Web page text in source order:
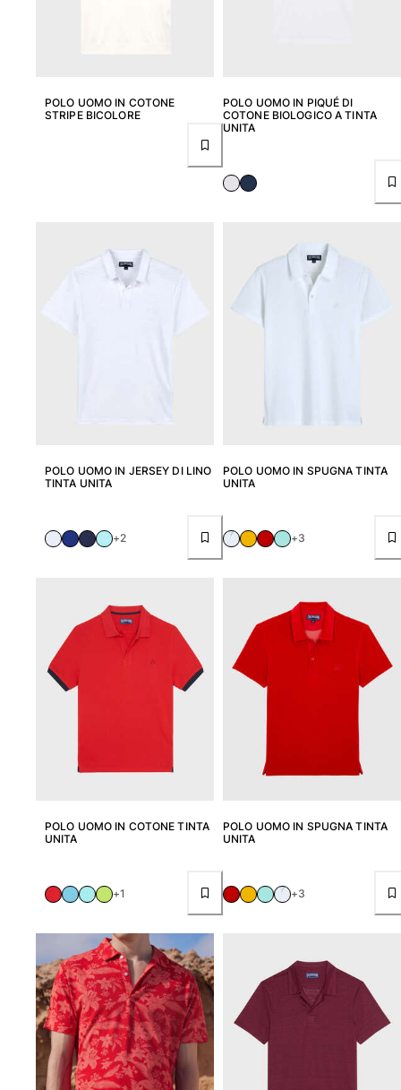
Vedi tutti i Borse
Vedi tutti i Occhiali da sole
Accessori Bambini
Vedi tutti i Borsello
Infradito
Vedi tutti i Scarpe
Outdoor
Vedi tutti i Outdoor
Vedi tutti i Giochi da spiaggia
Vedi tutti i Portachiavi
Gioielli e Orologi
Vedi tutti i Gioielli e Orologi
Collaborazioni
Regali
Ispirazioni
POLO UOMO IN COTONE
STRIPE BICOLORE
POLO UOMO IN PIQUÉ DI
COTONE BIOLOGICO A TINTA
UNITA
POLO UOMO IN JERSEY DI LINO
TINTA UNITA
+2
POLO UOMO IN SPUGNA TINTA
UNITA
+3
POLO UOMO IN COTONE TINTA
UNITA
+1
POLO UOMO IN SPUGNA TINTA
UNITA
+3